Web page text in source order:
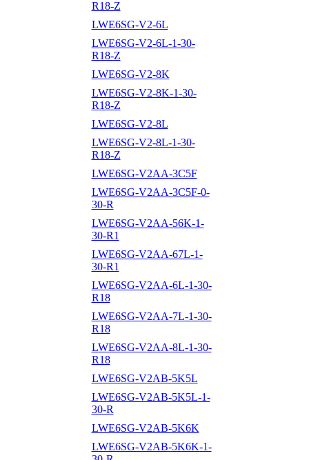
R18-Z
LWE6SG-V2-6L
LWE6SG-V2-6L-1-30-
R18-Z
LWE6SG-V2-8K
LWE6SG-V2-8K-1-30-
R18-Z
LWE6SG-V2-8L
LWE6SG-V2-8L-1-30-
R18-Z
LWE6SG-V2AA-3C5F
LWE6SG-V2AA-3C5F-0-
30-R
LWE6SG-V2AA-56K-1-
30-R1
LWE6SG-V2AA-67L-1-
30-R1
LWE6SG-V2AA-6L-1-30-
R18
LWE6SG-V2AA-7L-1-30-
R18
LWE6SG-V2AA-8L-1-30-
R18
LWE6SG-V2AB-5K5L
LWE6SG-V2AB-5K5L-1-
30-R
LWE6SG-V2AB-5K6K
LWE6SG-V2AB-5K6K-1-